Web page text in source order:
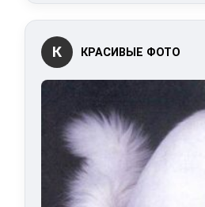
К КРАСИВЫЕ ФОТО